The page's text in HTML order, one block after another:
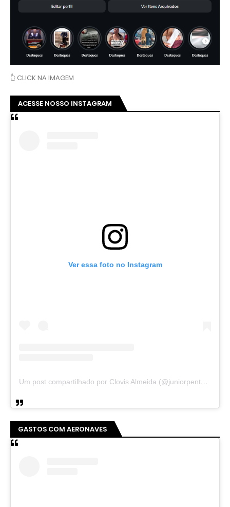
👆 CLICK NA IMAGEM
ACESSE NOSSO INSTAGRAM
Ver essa foto no Instagram
Um post compartilhado por Clovis Almeida (@juniorpentecoste01)
GASTOS COM AERONAVES